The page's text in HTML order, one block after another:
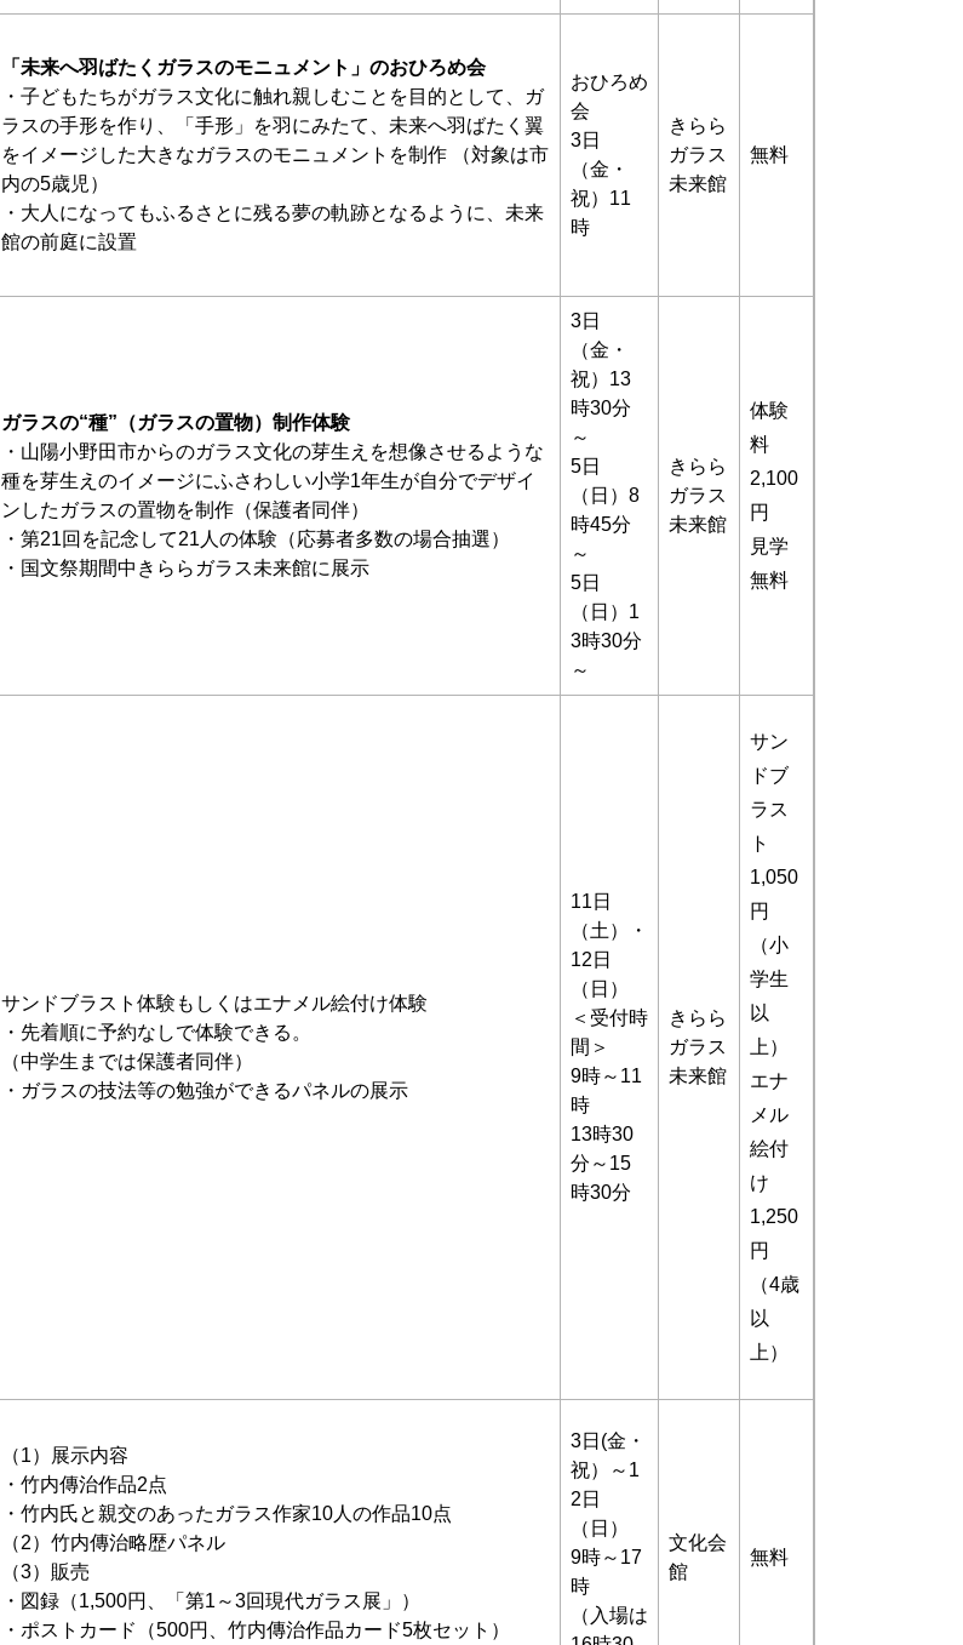
「未来へ羽ばたくガラスのモニュメント」のおひろめ会
・子どもたちがガラス文化に触れ親しむことを目的として、ガ
ラスの手形を作り、「手形」を羽にみたて、未来へ羽ばたく翼
をイメージした大きなガラスのモニュメントを制作 （対象は市
内の5歳児）
・大人になってもふるさとに残る夢の軌跡となるように、未来
館の前庭に設置
おひろめ
会
3日
（金・
祝）11
時
きらら
ガラス
未来館
無料
ガラスの“種”（ガラスの置物）制作体験
・山陽小野田市からのガラス文化の芽生えを想像させるような
種を芽生えのイメージにふさわしい小学1年生が自分でデザイ
ンしたガラスの置物を制作（保護者同伴）
・第21回を記念して21人の体験（応募者多数の場合抽選）
・国文祭期間中きららガラス未来館に展示
3日
（金・
祝）13
時30分
～
5日
（日）8
時45分
～
5日
（日）1
3時30分
～
きらら
ガラス
未来館
体験
料
2,100
円
見学
無料
サンドブラスト体験もしくはエナメル絵付け体験
・先着順に予約なしで体験できる。
（中学生までは保護者同伴）
・ガラスの技法等の勉強ができるパネルの展示
11日
（土）・
12日
（日）
＜受付時
間＞
9時～11
時
13時30
分～15
時30分
きらら
ガラス
未来館
サン
ドブ
ラス
ト
1,050
円
（小
学生
以
上）
エナ
メル
絵付
け
1,250
円
（4歳
以
上）
（1）展示内容
・竹内傳治作品2点
・竹内氏と親交のあったガラス作家10人の作品10点
（2）竹内傳治略歴パネル
（3）販売
・図録（1,500円、「第1～3回現代ガラス展」）
・ポストカード（500円、竹内傳治作品カード5枚セット）
3日(金・
祝）～1
2日
（日）
9時～17
時
（入場は
文化会
館
無料